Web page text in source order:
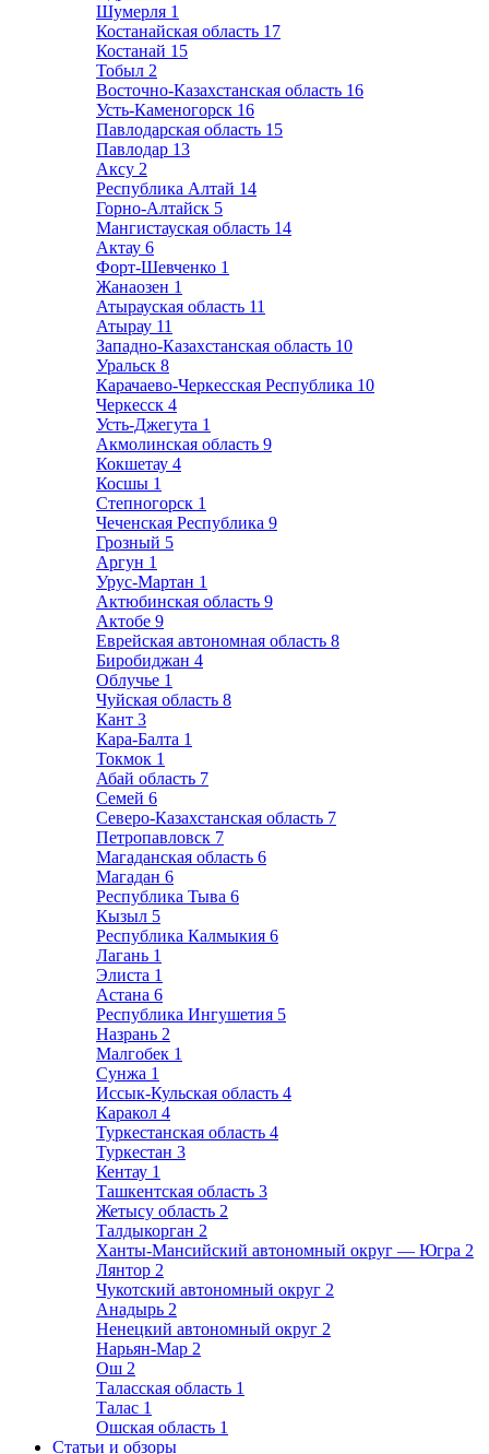
Шумерля 1
Костанайская область 17
Костанай 15
Тобыл 2
Восточно-Казахстанская область 16
Усть-Каменогорск 16
Павлодарская область 15
Павлодар 13
Аксу 2
Республика Алтай 14
Горно-Алтайск 5
Мангистауская область 14
Актау 6
Форт-Шевченко 1
Жанаозен 1
Атырауская область 11
Атырау 11
Западно-Казахстанская область 10
Уральск 8
Карачаево-Черкесская Республика 10
Черкесск 4
Усть-Джегута 1
Акмолинская область 9
Кокшетау 4
Косшы 1
Степногорск 1
Чеченская Республика 9
Грозный 5
Аргун 1
Урус-Мартан 1
Актюбинская область 9
Актобе 9
Еврейская автономная область 8
Биробиджан 4
Облучье 1
Чуйская область 8
Кант 3
Кара-Балта 1
Токмок 1
Абай область 7
Семей 6
Северо-Казахстанская область 7
Петропавловск 7
Магаданская область 6
Магадан 6
Республика Тыва 6
Кызыл 5
Республика Калмыкия 6
Лагань 1
Элиста 1
Астана 6
Республика Ингушетия 5
Назрань 2
Малгобек 1
Сунжа 1
Иссык-Кульская область 4
Каракол 4
Туркестанская область 4
Туркестан 3
Кентау 1
Ташкентская область 3
Жетысу область 2
Талдыкорган 2
Ханты-Мансийский автономный округ — Югра 2
Лянтор 2
Чукотский автономный округ 2
Анадырь 2
Ненецкий автономный округ 2
Нарьян-Мар 2
Ош 2
Таласская область 1
Талас 1
Ошская область 1
Статьи и обзоры